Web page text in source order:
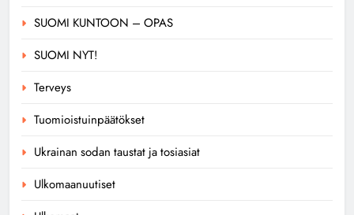
SUOMI KUNTOON – OPAS
SUOMI NYT!
Terveys
Tuomioistuinpäätökset
Ukrainan sodan taustat ja tosiasiat
Ulkomaanuutiset